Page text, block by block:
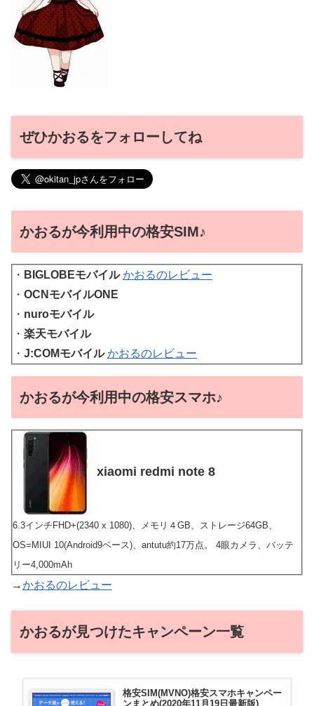
ぜひかおるをフォローしてね
かおるが今利用中の格安SIM♪
・ BIGLOBEモバイル かおるのレビュー
・ OCNモバイルONE
・ nuroモバイル
・ 楽天モバイル
・ J:COMモバイル かおるのレビュー
かおるが今利用中の格安スマホ♪
xiaomi redmi note 8
6.3インチFHD+(2340 x 1080)、メモリ４GB、ストレージ64GB、
OS=MIUI 10(Android9ベース)、antutu約17万点。 4眼カメラ、バッテ
リー4,000mAh
→かおるのレビュー
かおるが見つけたキャンペーン一覧
格安SIM(MVNO)格安スマホキャンペー
ンまとめ(2020年11月19日最新版)